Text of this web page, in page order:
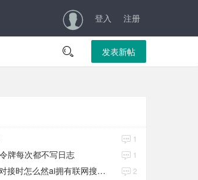
登入 注册
 发表新帖
1
牌每次都不写日志 1
bladex-ai 使用接口对接时怎么然ai拥有联网搜索功能 2